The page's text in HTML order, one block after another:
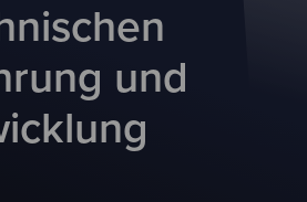
und